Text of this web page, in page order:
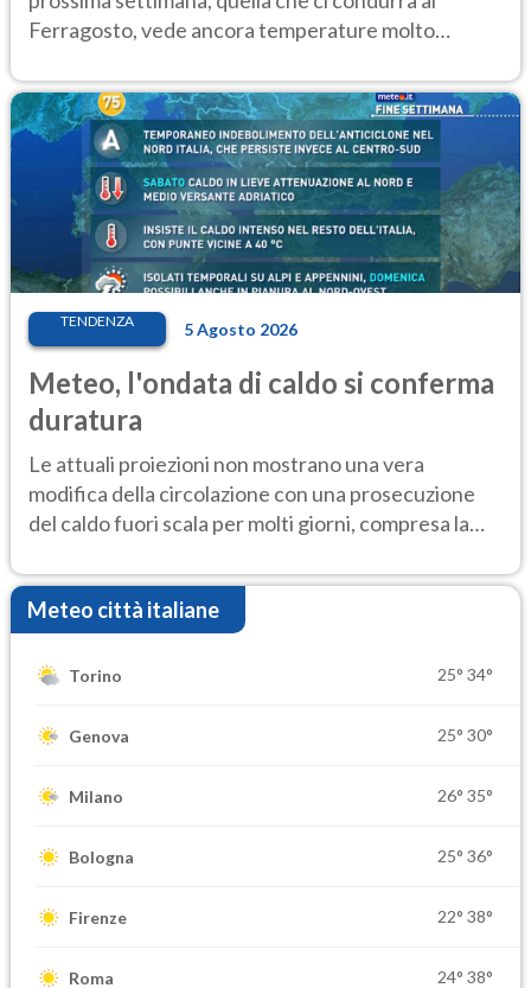
Ferragosto, vede ancora temperature molto
TENDENZA 5 Agosto 2026
Meteo, l'ondata di caldo si conferma
duratura
Le attuali proiezioni non mostrano una vera
modifica della circolazione con una prosecuzione
del caldo fuori scala per molti giorni, compresa la
Meteo città italiane
Torino 25° 34°
Genova 25° 30°
Milano 26° 35°
Bologna 25° 36°
Firenze 22° 38°
Roma 24° 38°